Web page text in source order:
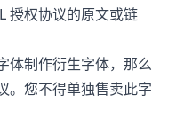
授权协议的原文或链
体制作衍生字体，那么
。您不得单独售卖此字